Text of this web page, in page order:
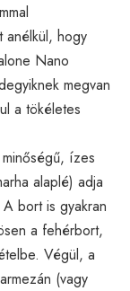
anélkül, hogy
Nano
megvan
a tökéletes
ízes
alaplé) adja
bort is gyakran
a fehérbort,
Végül, a
(vagy